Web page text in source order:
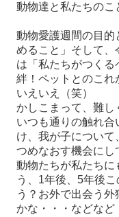
動物達と私たちのこ
動物愛護週間の目的
めること」そして、
は「私たちがつくる
絆！ペットとのこれ
いえいえ（笑）
かしこまって、難
いつも通りの触れ
け、我が子につい
つめなおす機会にし
動物たちが私たちに
う、1年後、5年後
う？お外で出会う
かな・・・などなど